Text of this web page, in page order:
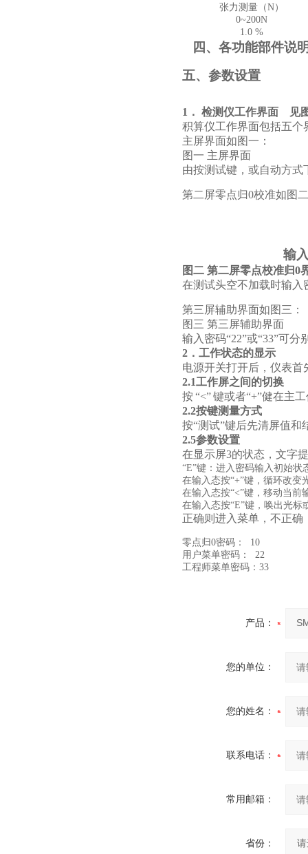
张力测量（N）
0~200N
1.0 %
四、各功能部件说
五、参数设置
1． 检测仪工作界面 见
积算仪工作界面包括五个
主屏界面如图一：
图一 主屏界面
由按测试键，或自动方
第二屏零点归0校准如图
输
图二 第二屏零点校准归0
在测试头空不加载时输入
第三屏辅助界面如图三：
图三 第三屏辅助界面
输入密码“22”或“33”可
2．工作状态的显示
电源开关打开后，仪表首
2.1工作屏之间的切换
按“<”键或者“+”健在主
2.2按键测量方式
按“测试”键后先清屏值
2.5参数设置
在显示屏3的状态，文字
“E”键：进入密码输入初始状
在输入态按“+”键，循环改变
在输入态按“<”键，移动当前
在输入态按“E”键，唤出光标
正确则进入菜单，不正
零点归0密码： 10
用户菜单密码： 22
工程师菜单密码：33
产品：
您的单位：
您的姓名：
联系电话：
常用邮箱：
省份：